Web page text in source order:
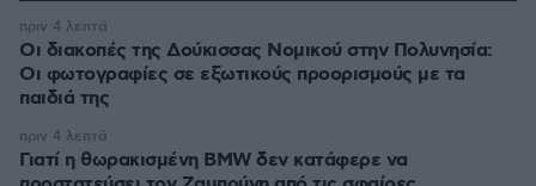
Οι διακοπές της Δούκισσας Νομικού στην Πολυνησία:
Οι φωτογραφίες σε εξωτικούς προορισμούς με τα
παιδιά της
πριν 4 λεπτά
Γιατί η θωρακισμένη BMW δεν κατάφερε να
πριν 4 λεπτά